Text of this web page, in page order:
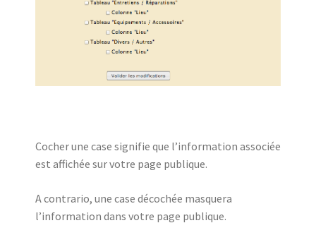
Cocher une case signifie que l’information associée
est affichée sur votre page publique.
A contrario, une case décochée masquera
l’information dans votre page publique.